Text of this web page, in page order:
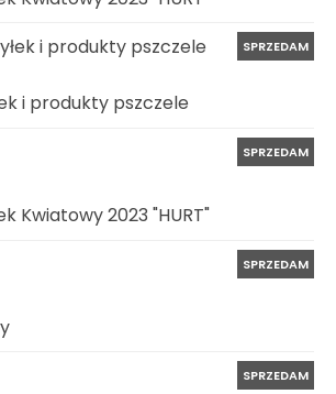
SPRZEDAM
i produkty pszczele
SPRZEDAM
Kwiatowy 2023 "HURT"
SPRZEDAM
SPRZEDAM